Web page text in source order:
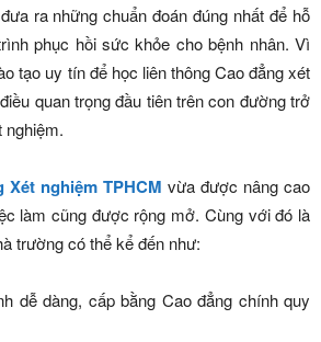
ra những chuẩn đoán đúng nhất để hỗ
phục hồi sức khỏe cho bệnh nhân. Vì
tạo uy tín để học liên thông Cao đẳng xét
quan trọng đầu tiên trên con đường trở
nghiệm.
nghiệm TPHCM vừa được nâng cao
làm cũng được rộng mở. Cùng với đó là
trường có thể kể đến như:
dễ dàng, cấp bằng Cao đẳng chính quy